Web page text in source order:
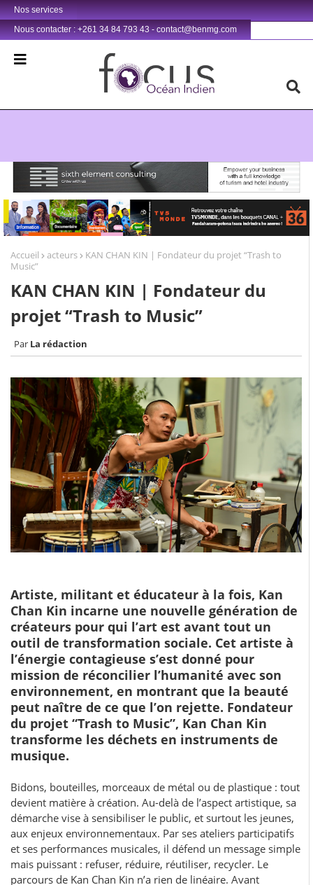
Nos services
Nous contacter : +261 34 84 793 43 - contact@benmg.com
Retrouvez votre chaîne @TV5MONDE, dans les bouquets CANAL+ 36 . Fandaharam-potoana tsara indrindra ho anareo!
Accueil acteurs
KAN CHAN KIN | Fondateur du projet “Trash to
Music”
KAN CHAN KIN | Fondateur du
projet “Trash to Music”
La rédaction
Artiste, militant et éducateur à la fois, Kan
Chan Kin incarne une nouvelle génération de
créateurs pour qui l’art est avant tout un
outil de transformation sociale. Cet artiste à
l’énergie contagieuse s’est donné pour
mission de réconcilier l’humanité avec son
environnement, en montrant que la beauté
peut naître de ce que l’on rejette. Fondateur
du projet “Trash to Music”, Kan Chan Kin
transforme les déchets en instruments de
musique.
Bidons, bouteilles, morceaux de métal ou de plastique : tout
devient matière à création. Au-delà de l’aspect artistique, sa
démarche vise à sensibiliser le public, et surtout les jeunes,
aux enjeux environnementaux. Par ses ateliers participatifs
et ses performances musicales, il défend un message simple
mais puissant : refuser, réduire, réutiliser, recycler. Le
parcours de Kan Chan Kin n’a rien de linéaire. Avant